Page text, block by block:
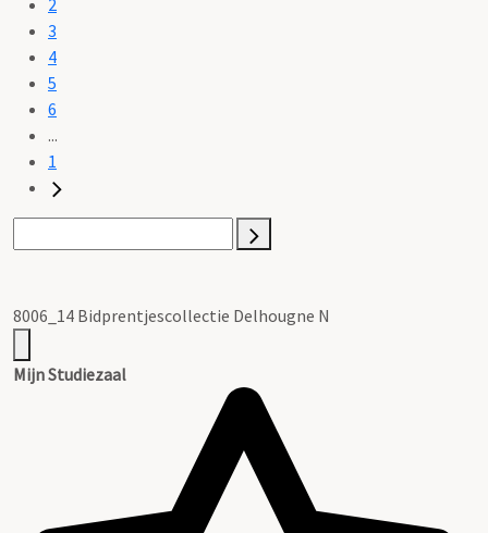
3
4
5
6
...
1
8006_14 Bidprentjescollectie Delhougne N
Mijn Studiezaal